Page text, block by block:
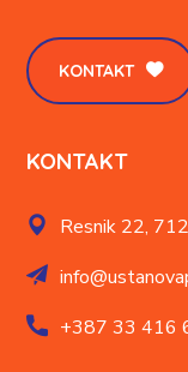
KONTAKT
KONTAKT
Resnik 22,
+38733 416